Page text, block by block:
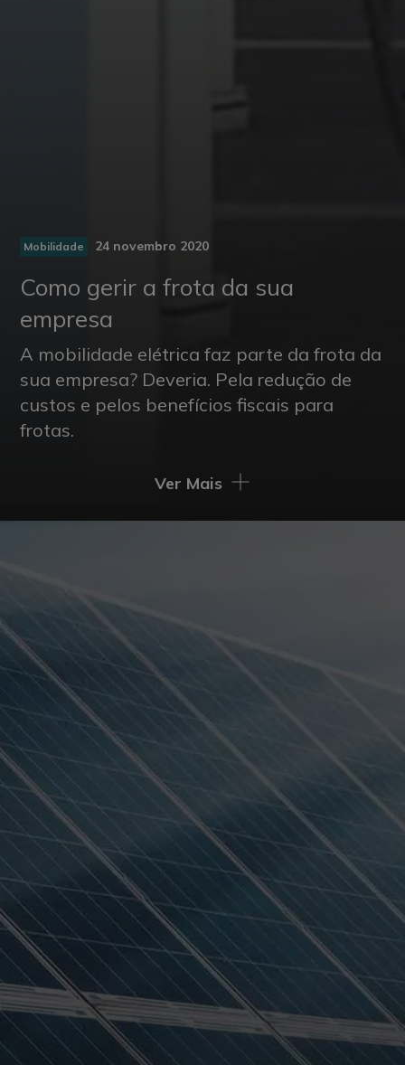
Mobilidade 24 novembro 2020
Como gerir a frota da sua
empresa
A mobilidade elétrica faz parte da frota da
sua empresa? Deveria. Pela redução de
custos e pelos benefícios fiscais para
frotas.
Ver Mais